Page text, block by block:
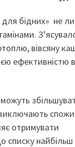
для бідних» не
вівсяну
ефективністю
отримувати
списку найбільш